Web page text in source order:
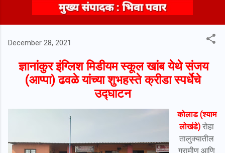
December 28, 2021
ज्ञानांकुर इंग्लिश मिडीयम स्कूल खांब येथे संजय
(आप्पा) ढवळे यांच्या शुभहस्ते क्रीडा स्पर्धेचे
उद्घाटन
कोलाड (श्याम
लोखंडे) रोहा
तालुक्यातील
ग्रामीण आणि